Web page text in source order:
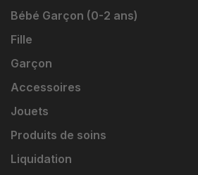
Bébé Garçon (0-2 ans)
Fille
Garçon
Accessoires
Jouets
Produits de soins
Liquidation